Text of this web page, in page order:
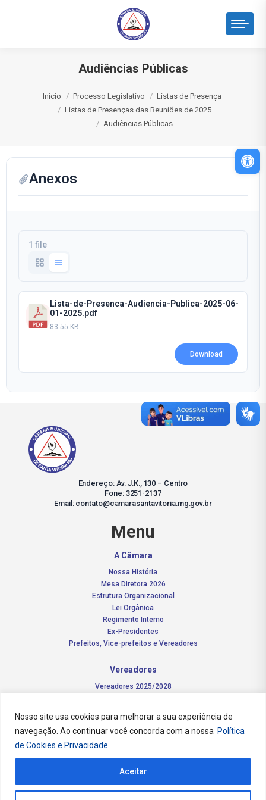
Nosso site usa cookies para melhorar a sua experiência de
navegação. Ao continuar você concorda com a nossa Política
de Cookies e Privacidade
Aceitar
Audiências Públicas
Início Processo Legislativo
Listas de Presença
Listas de Presenças das Reuniões de 2025
Audiências Públicas
Anexos
1 file
Lista-de-Presenca-Audiencia-Publica-2025-06-
01-2025.pdf
83.55 KB
Download
Endereço: Av. J.K., 130 – Centro
Fone: 3251-2137
Email: contato@camarasantavitoria.mg.gov.br
Menu
A Câmara
Nossa História
Mesa Diretora 2026
Estrutura Organizacional
Lei Orgânica
Regimento Interno
Ex-Presidentes
Prefeitos, Vice-prefeitos e Vereadores
Vereadores
Vereadores 2025/2028
Notícias
Concursos